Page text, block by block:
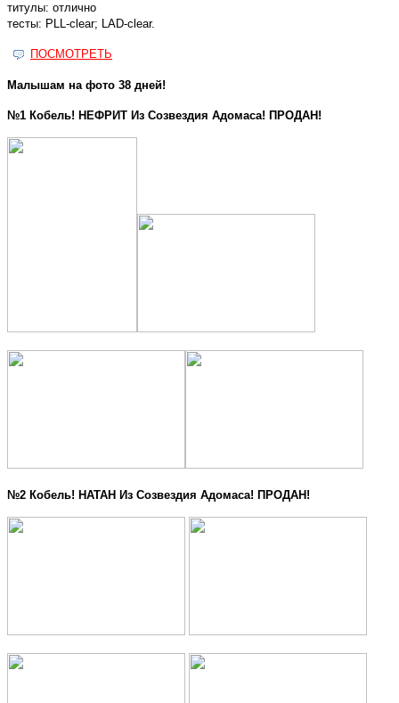
титулы: отлично
тесты: PLL-clear; LAD-clear.
ПОСМОТРЕТЬ
Малышам на фото 38 дней!
№1 Кобель! НЕФРИТ Из Созвездия Адомаса! ПРОДАН!
№2 Кобель! НАТАН Из Созвездия Адомаса! ПРОДАН!